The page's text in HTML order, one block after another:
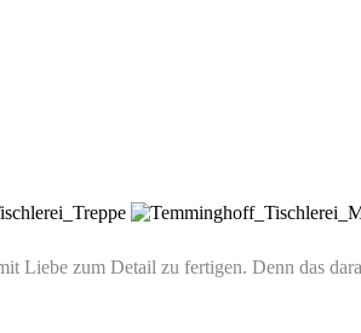
Liebe zum Detail zu fertigen. Denn das